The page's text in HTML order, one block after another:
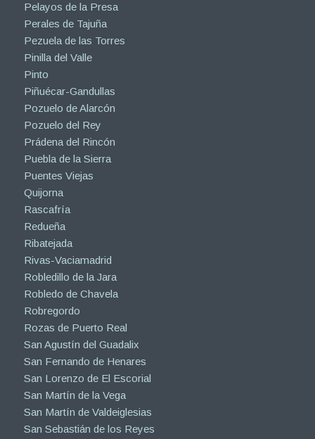
Pelayos de la Presa
Perales de Tajuña
Pezuela de las Torres
Pinilla del Valle
Pinto
Piñuécar-Gandullas
Pozuelo de Alarcón
Pozuelo del Rey
Prádena del Rincón
Puebla de la Sierra
Puentes Viejas
Quijorna
Rascafría
Redueña
Ribatejada
Rivas-Vaciamadrid
Robledillo de la Jara
Robledo de Chavela
Robregordo
Rozas de Puerto Real
San Agustín del Guadalix
San Fernando de Henares
San Lorenzo de El Escorial
San Martín de la Vega
San Martín de Valdeiglesias
San Sebastián de los Reyes